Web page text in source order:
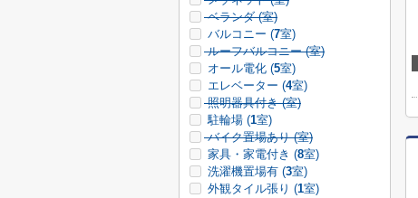
ベランダ (室)
バルコニー (7室)
ルーフバルコニー (室)
オール電化 (5室)
エレベーター (4室)
照明器具付き (室)
駐輪場 (1室)
バイク置場あり (室)
家具・家電付き (8室)
洗濯機置場有 (3室)
外観タイル張り (1室)